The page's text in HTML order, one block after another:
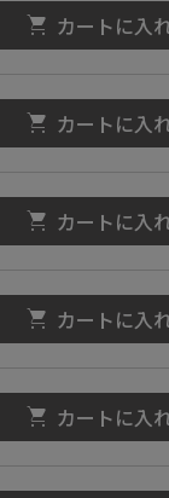
カートに入
カートに入
カートに入
カートに入
カートに入